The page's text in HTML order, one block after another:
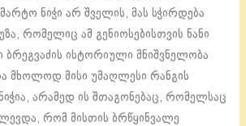
ნიჭი არ შველის, მას სჭირდება
რომელიც ამ გენიოსებისთვის ნანი
ბრეგვაძის ისტორიული მნიშვნელობა
რა მხოლოდ მისი უმაღლესი რანგის
არამედ ის შთაგონებაც, რომელსაც
რომ მისთის ბრწყინვალე